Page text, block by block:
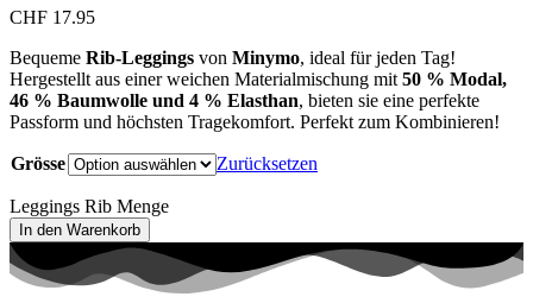
CHF 17.95
Bequeme Rib-Leggings von Minymo, ideal für jeden Tag!
Hergestellt aus einer weichen Materialmischung mit 50 % Modal,
46 % Baumwolle und 4 % Elasthan, bieten sie eine perfekte
Passform und höchsten Tragekomfort. Perfekt zum Kombinieren!
Grösse Zurücksetzen
Leggings Rib Menge
In den Warenkorb